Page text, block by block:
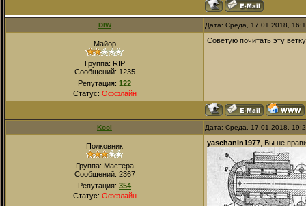
DIW Дата: Среда, 17.01.2018,
Майор
Группа: RIP
Сообщений: 1235
Репутация: 122
Статус: Оффлайн
Советую почитать эту
Kool Дата: Среда, 17.01.2018,
Полковник
Группа: Мастера
Сообщений: 2367
Репутация: 354
Статус: Оффлайн
yaschanin1977 , Вы не